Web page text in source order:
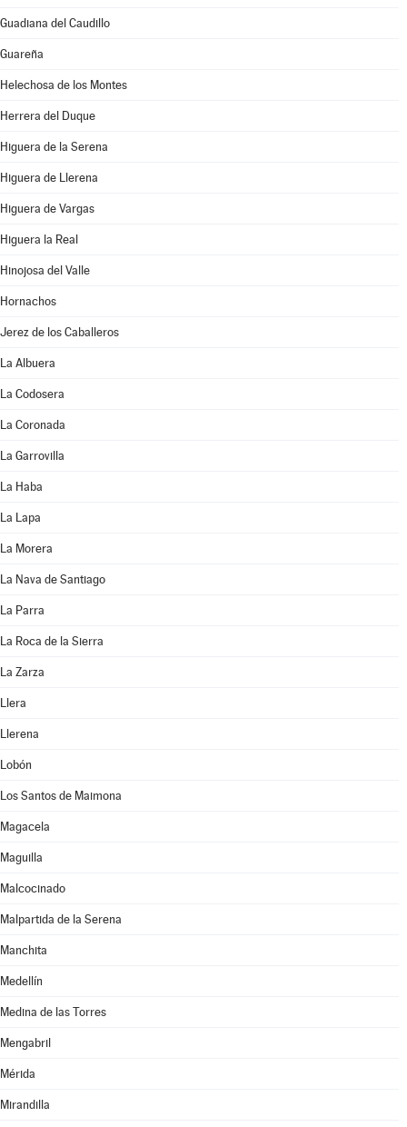
Guadiana del Caudillo
Guareña
Helechosa de los Montes
Herrera del Duque
Higuera de la Serena
Higuera de Llerena
Higuera de Vargas
Higuera la Real
Hinojosa del Valle
Hornachos
Jerez de los Caballeros
La Albuera
La Codosera
La Coronada
La Garrovilla
La Haba
La Lapa
La Morera
La Nava de Santiago
La Parra
La Roca de la Sierra
La Zarza
Llera
Llerena
Lobón
Los Santos de Maimona
Magacela
Maguilla
Malcocinado
Malpartida de la Serena
Manchita
Medellín
Medina de las Torres
Mengabril
Mérida
Mirandilla